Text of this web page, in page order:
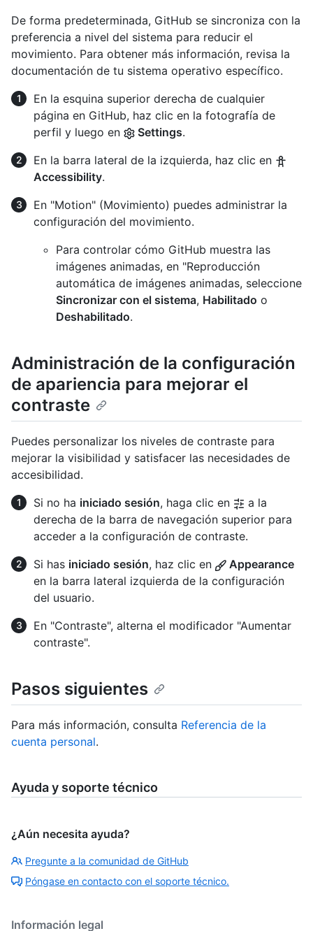
De forma predeterminada, GitHub se sincroniza con la
preferencia a nivel del sistema para reducir el
movimiento. Para obtener más información, revisa la
documentación de tu sistema operativo específico.
En la esquina superior derecha de cualquier
página en GitHub, haz clic en la fotografía de
perfil y luego en
Settings.
En la barra lateral de la izquierda, haz clic en
Accessibility.
En "Motion" (Movimiento) puedes administrar la
configuración del movimiento.
Para controlar cómo GitHub muestra las
imágenes animadas, en "Reproducción
automática de imágenes animadas, seleccione
Sincronizar con el sistema, Habilitado o
Deshabilitado.
Administración de la configuración
de apariencia para mejorar el
contraste
Puedes personalizar los niveles de contraste para
mejorar la visibilidad y satisfacer las necesidades de
accesibilidad.
Si no ha iniciado sesión, haga clic en
a la
derecha de la barra de navegación superior para
acceder a la configuración de contraste.
Si has iniciado sesión, haz clic en
Appearance
en la barra lateral izquierda de la configuración
del usuario.
En "Contraste", alterna el modificador "Aumentar
contraste".
Pasos siguientes
Para más información, consulta Referencia de la
cuenta personal.
Ayuda y soporte técnico
¿Aún necesita ayuda?
Pregunte a la comunidad de GitHub
Póngase en contacto con el soporte técnico.
Información legal